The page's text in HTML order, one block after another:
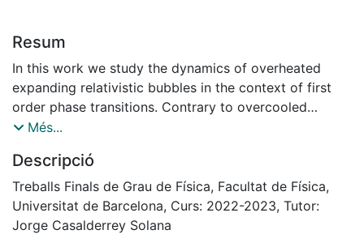
Resum
In this work we study the dynamics of overheated
expanding relativistic bubbles in the context of first
order phase transitions. Contrary to overcooled
bubbles, these have been poorly studied. We use a
different kind of expanding regimes.
We find three possible regimes: deflagration,
detonation and hybrids. For each of these regimes, we
compute the velocity and enthalpy profiles and find
Més...
Descripció
Treballs Finals de Grau de Física, Facultat de Física,
Universitat de Barcelona, Curs: 2022-2023, Tutor:
Jorge Casalderrey Solana